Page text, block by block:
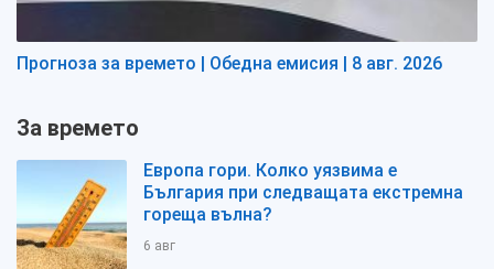
Прогноза за времето | Обедна емисия | 8 авг. 2026
За времето
Европа гори. Колко уязвима е
България при следващата екстремна
гореща вълна?
6 авг